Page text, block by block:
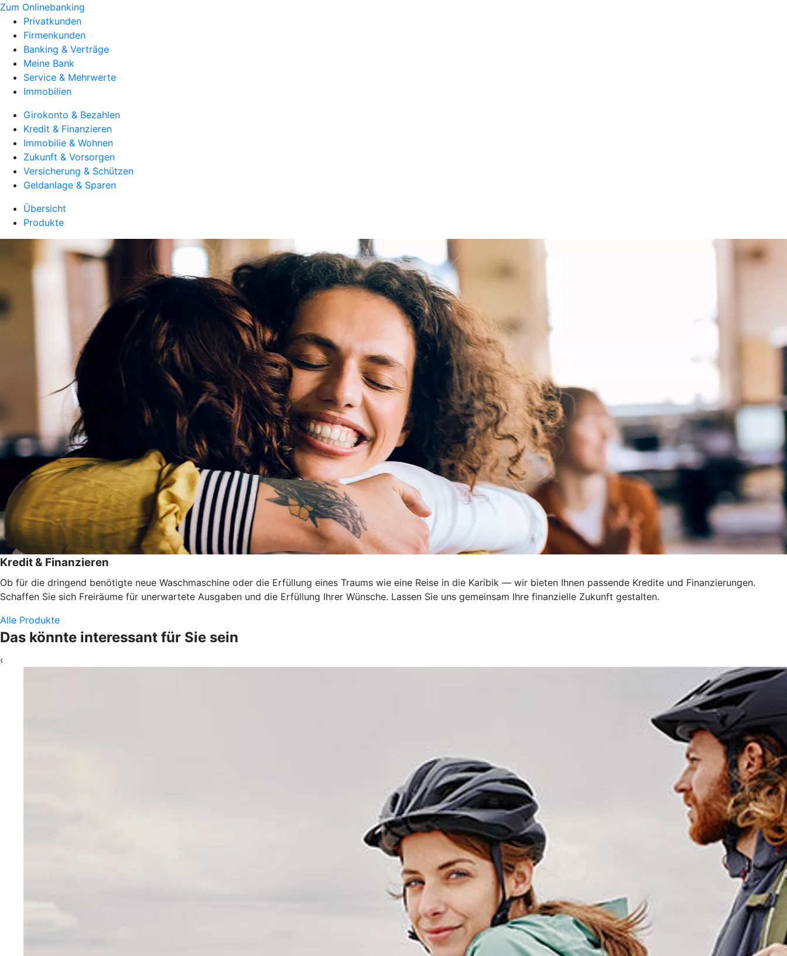
Zum Onlinebanking
Privatkunden
Firmenkunden
Banking & Verträge
Meine Bank
Service & Mehrwerte
Immobilien
Girokonto & Bezahlen
Kredit & Finanzieren
Immobilie & Wohnen
Zukunft & Vorsorgen
Versicherung & Schützen
Geldanlage & Sparen
Übersicht
Produkte
Kredit & Finanzieren
Ob für die dringend benötigte neue Waschmaschine oder die Erfüllung eines Traums wie eine Reise in die Karibik — wir bieten Ihnen passende Kredite und Finanzierungen.
Schaffen Sie sich Freiräume für unerwartete Ausgaben und die Erfüllung Ihrer Wünsche. Lassen Sie uns gemeinsam Ihre finanzielle Zukunft gestalten.
Alle Produkte
Das könnte interessant für Sie sein
‹